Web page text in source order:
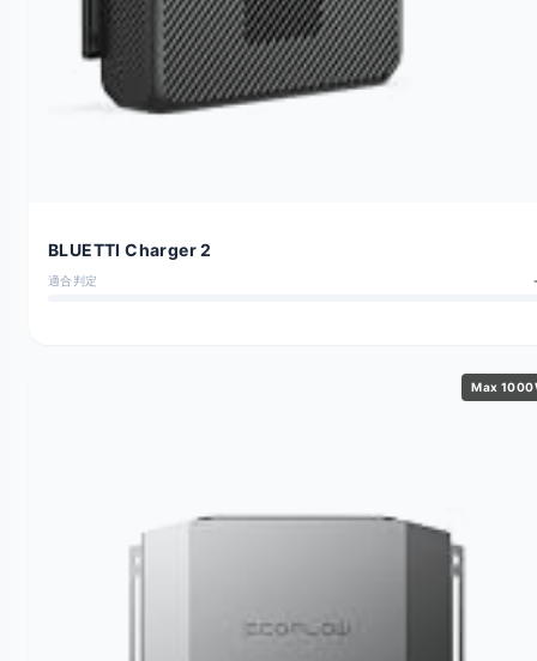
BLUETTI Charger 2
適合判定
Max